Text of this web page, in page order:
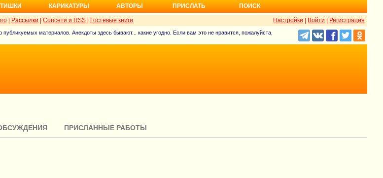
КАРИКАТУРЫ АВТОРЫ ПРИСЛАТЬ ПОИСК
Настройки Войти Регистрация
Рассылки Соцсети и RSS Гостевые книги
материалов. Анекдоты здесь бывают... какие угодно. Если вам это не нравится, пожалуйста,
ПРИСЛАННЫЕ РАБОТЫ